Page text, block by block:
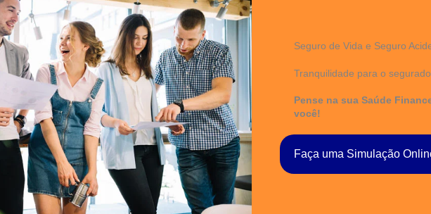
Seguro de Vida e Seguro
Tranquilidade para o
Pense na sua Saúde
você!
Faça uma Simulação